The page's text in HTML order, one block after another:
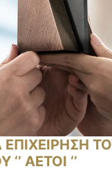
ΕΠΙΧΕΙΡΗΣΗ
ΑΕΤΟΙ ‘’